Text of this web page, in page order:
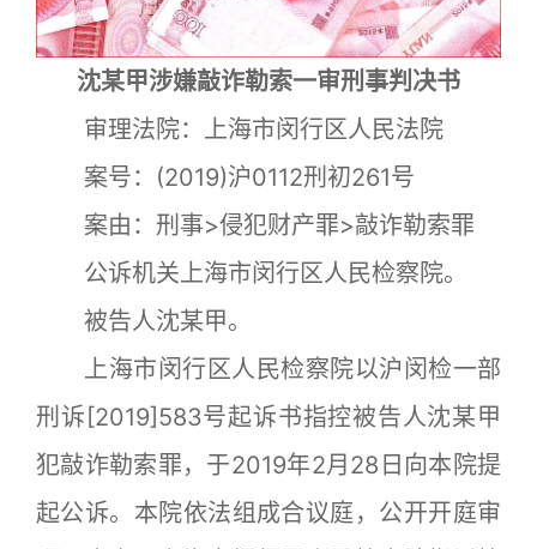
沈某甲涉嫌敲诈勒索一审刑事判决书
审理法院：上海市闵行区人民法院
案号：(2019)沪0112刑初261号
案由：刑事>侵犯财产罪>敲诈勒索罪
公诉机关上海市闵行区人民检察院。
被告人沈某甲。
上海市闵行区人民检察院以沪闵检一部
刑诉[2019]583号起诉书指控被告人沈某甲
犯敲诈勒索罪，于2019年2月28日向本院提
起公诉。本院依法组成合议庭，公开开庭审